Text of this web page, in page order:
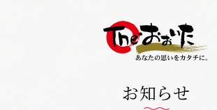
お知らせ